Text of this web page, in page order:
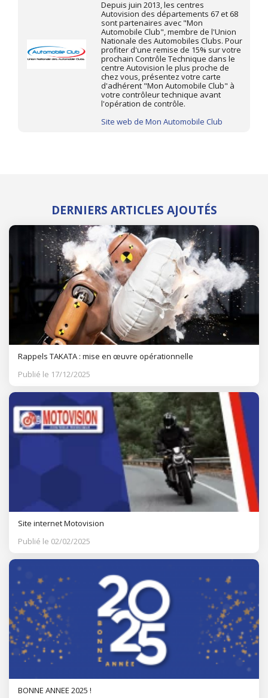
Depuis juin 2013, les centres
Autovision des départements 67 et 68
sont partenaires avec "Mon
Automobile Club", membre de l'Union
Nationale des Automobiles Clubs. Pour
profiter d'une remise de 15% sur votre
prochain Contrôle Technique dans le
centre Autovision le plus proche de
chez vous, présentez votre carte
d'adhérent "Mon Automobile Club" à
votre contrôleur technique avant
l'opération de contrôle.
Site web de Mon Automobile Club
DERNIERS ARTICLES AJOUTÉS
Rappels TAKATA : mise en œuvre opérationnelle
Publié le 17/12/2025
Site internet Motovision
Publié le 02/02/2025
BONNE ANNEE 2025 !